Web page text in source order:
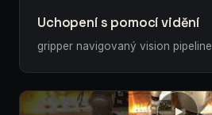
Uchopení s pomocí vidění
gripper navigovaný vision pipeline